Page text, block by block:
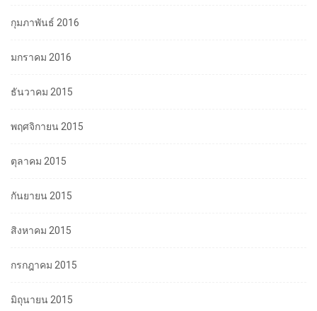
กุมภาพันธ์ 2016
มกราคม 2016
ธันวาคม 2015
พฤศจิกายน 2015
ตุลาคม 2015
กันยายน 2015
สิงหาคม 2015
กรกฎาคม 2015
มิถุนายน 2015